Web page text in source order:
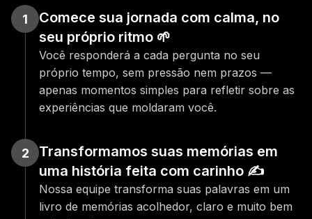
1
Comece sua jornada com calma, no
seu próprio ritmo 🌱
Você responderá a cada pergunta no seu
próprio tempo, sem pressão nem prazos —
apenas momentos simples para refletir sobre as
experiências que moldaram você.
2
Transformamos suas memórias em
uma história feita com carinho ✍️
Nossa equipe transforma suas palavras em um
livro de memórias acolhedor, claro e muito bem